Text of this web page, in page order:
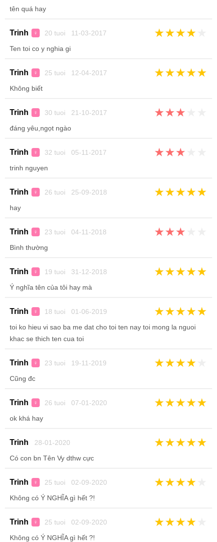
tên quá hay
Trinh ♀ 20 tuoi 11-03-2017 ★★★★
Ten toi co y nghia gi
Trinh ♀ 25 tuoi 12-04-2017 ★★★★★
Không biết
Trinh ♀ 30 tuoi 21-10-2017 ★★★
đáng yêu,ngọt ngào
Trinh ♀ 32 tuoi 05-11-2017 ★★★
trinh nguyen
Trinh ♀ 26 tuoi 25-09-2018 ★★★★★
hay
Trinh ♀ 23 tuoi 04-11-2018 ★★★
Bình thường
Trinh ♀ 19 tuoi 31-12-2018 ★★★★★
Ý nghĩa tên của tôi hay mà
Trinh ♀ 18 tuoi 01-06-2019 ★★★★★
toi ko hieu vi sao ba me dat cho toi ten nay toi mong la nguoi
khac se thich ten cua toi
Trinh ♀ 23 tuoi 19-11-2019 ★★★★
Cũng đc
Trinh ♀ 26 tuoi 07-01-2020 ★★★★★
ok khá hay
Trinh 28-01-2020 ★★★★★
Có con bn Tên Vy dthw cực
Trinh ♀ 25 tuoi 02-09-2020 ★★★★
Không có Ý NGHĨA gì hết ?!
Trinh ♀ 25 tuoi 02-09-2020 ★★★★
Không có Ý NGHĨA gì hết ?!